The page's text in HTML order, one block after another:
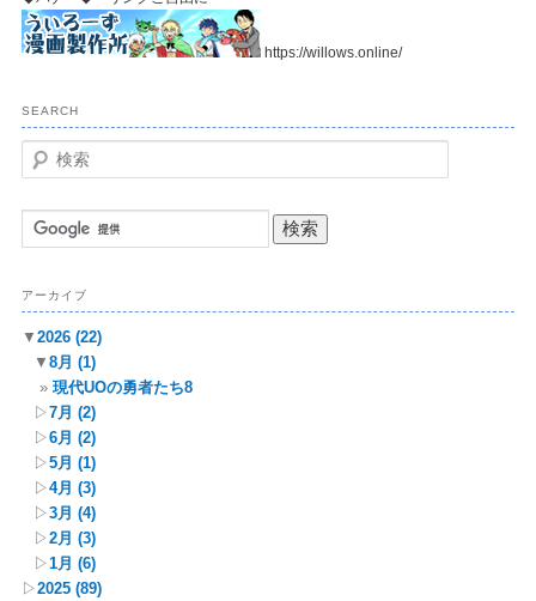
https://willows.online/
SEARCH
検
索
アーカイブ
▼ 2026 (22)
▼ 8月 (1)
現代UOの勇者たち8
▷7月 (2)
▷6月 (2)
▷5月 (1)
▷4月 (3)
▷3月 (4)
▷2月 (3)
▷1月 (6)
▷2025 (89)